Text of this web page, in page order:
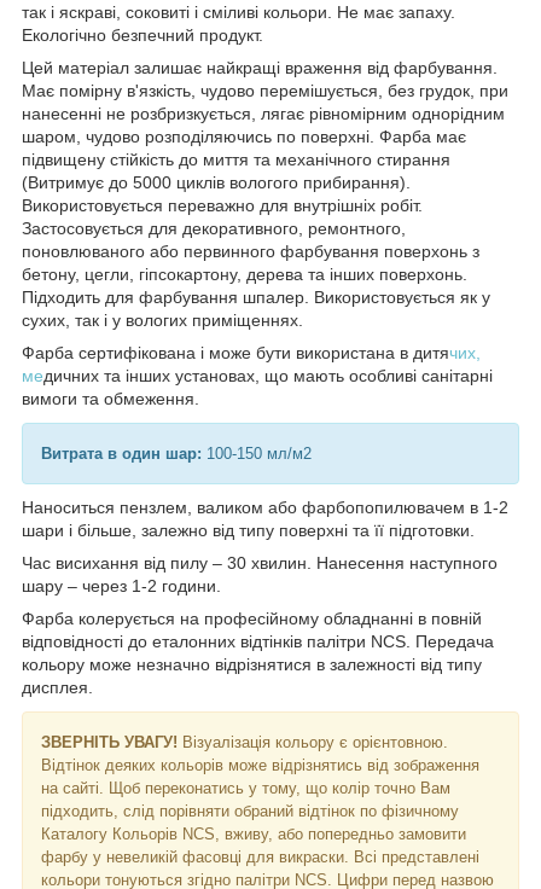
так і яскраві, соковиті і сміливі кольори. Не має запаху.
Екологічно безпечний продукт.
Цей матеріал залишає найкращі враження від фарбування.
Має помірну в'язкість, чудово перемішується, без грудок, при
нанесенні не розбризкується, лягає рівномірним однорідним
шаром, чудово розподіляючись по поверхні. Фарба має
підвищену стійкість до миття та механічного стирання
(Витримує до 5000 циклів вологого прибирання).
Використовується переважно для внутрішніх робіт.
Застосовується для декоративного, ремонтного,
поновлюваного або первинного фарбування поверхонь з
бетону, цегли, гіпсокартону, дерева та інших поверхонь.
Підходить для фарбування шпалер. Використовується як у
сухих, так і у вологих приміщеннях.
Фарба сертифікована і може бути використана в дитячих,
медичних та інших установах, що мають особливі санітарні
вимоги та обмеження.
Витрата в один шар: 100-150 мл/м2
Наноситься пензлем, валиком або фарбопопилювачем в 1-2
шари і більше, залежно від типу поверхні та її підготовки.
Час висихання від пилу – 30 хвилин. Нанесення наступного
шару – через 1-2 години.
Фарба колерується на професійному обладнанні в повній
відповідності до еталонних відтінків палітри NCS. Передача
кольору може незначно відрізнятися в залежності від типу
дисплея.
ЗВЕРНІТЬ УВАГУ! Візуалізація кольору є орієнтовною.
Відтінок деяких кольорів може відрізнятись від зображення
на сайті. Щоб переконатись у тому, що колір точно Вам
підходить, слід порівняти обраний відтінок по фізичному
Каталогу Кольорів NCS, вживу, або попередньо замовити
фарбу у невеликій фасовці для викраски. Всі представлені
кольори тонуються згідно палітри NCS. Цифри перед назвою